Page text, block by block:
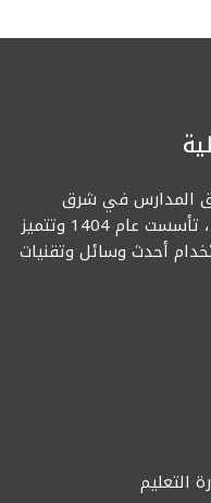
المدارس في شرق
الرياض المتخصصة في التعليم العام ، تأسست عام 1404 وتتميز
أحدث وسائل وتقنيات
التعليم